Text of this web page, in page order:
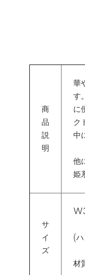
商
品
説
明
華
す
に
ク
中
他
姫
サ
イ
ズ
(
材